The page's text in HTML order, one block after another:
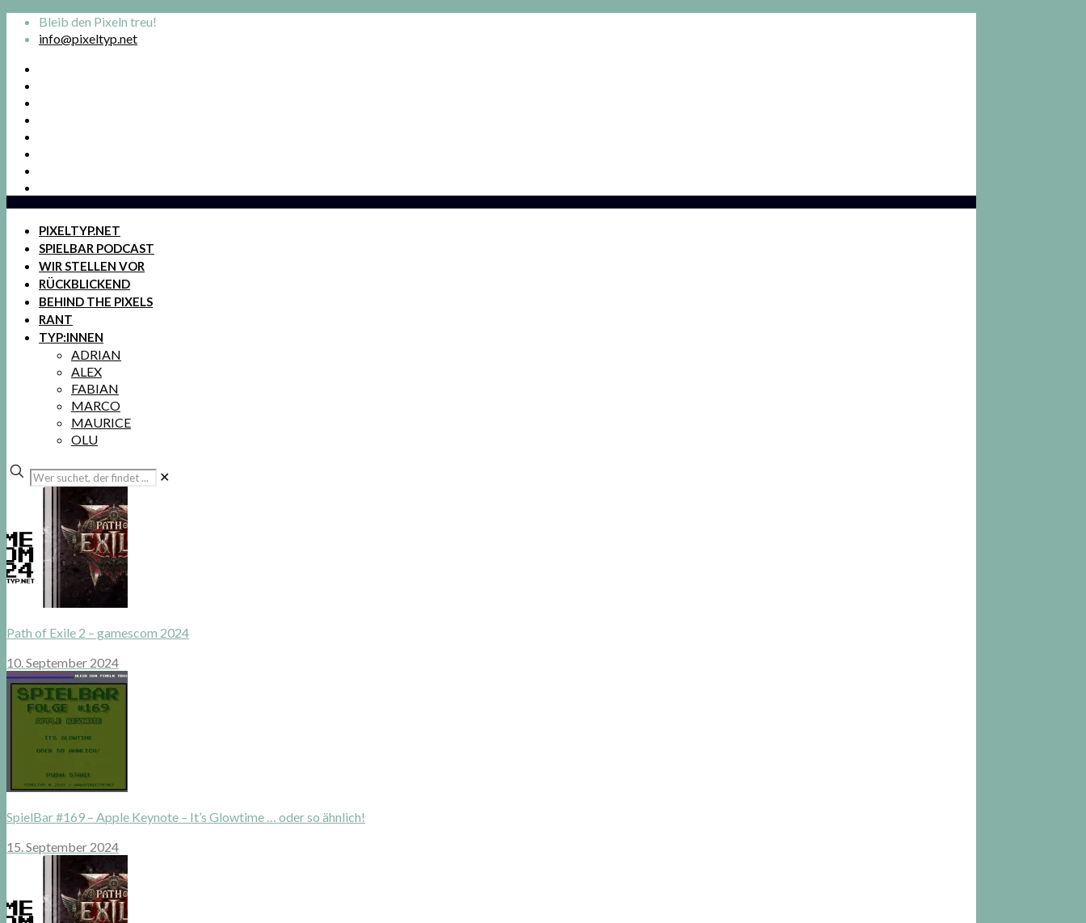
Bleib den Pixeln treu!
info@pixeltyp.net
PIXELTYP.NET
SPIELBAR PODCAST
WIR STELLEN VOR
RÜCKBLICKEND
BEHIND THE PIXELS
RANT
TYP:INNEN
ADRIAN
ALEX
FABIAN
MARCO
MAURICE
OLU
Wer
suchet,
findet
...
✕
Path of Exile 2 – gamescom 2024
10. September 2024
SpielBar #169 – Apple Keynote – It’s Glowtime … oder so ähnlich!
15. September 2024